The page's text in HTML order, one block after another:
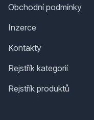
Obchodní podmínky
Inzerce
Kontakty
Rejstřík kategorií
Rejstřík produktů